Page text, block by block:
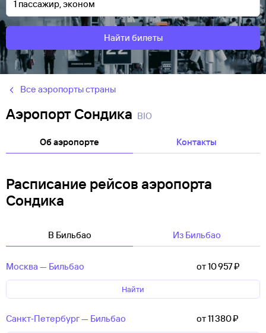
Найти билеты
Все аэропорты страны
Аэропорт Сондика BIO
Об аэропорте Контакты
Расписание рейсов аэропорта
Сондика
В Бильбао Из Бильбао
Москва — Бильбао от 10 ⁠957 ⁠₽
Найти
Санкт‑Петербург — Бильбао от 11 ⁠380 ⁠₽